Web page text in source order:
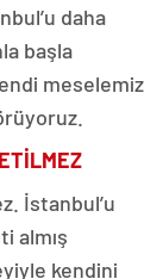
daha
başla
meselemiz
İstanbul’u
almış
kendini